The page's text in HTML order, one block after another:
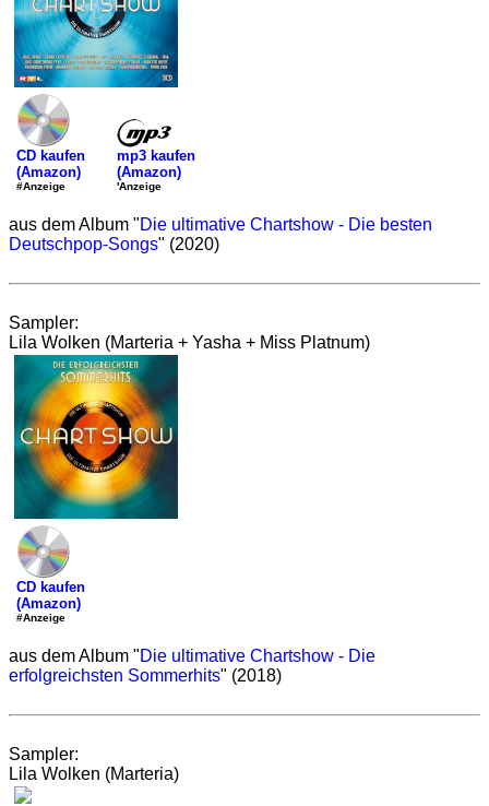
CD kaufen
(Amazon)
#Anzeige
mp3 kaufen
(Amazon)
'Anzeige
aus dem Album "Die ultimative Chartshow - Die besten
Deutschpop-Songs" (2020)
Sampler:
Lila Wolken (Marteria + Yasha + Miss Platnum)
CD kaufen
(Amazon)
#Anzeige
aus dem Album "Die ultimative Chartshow - Die
erfolgreichsten Sommerhits" (2018)
Sampler:
Lila Wolken (Marteria)